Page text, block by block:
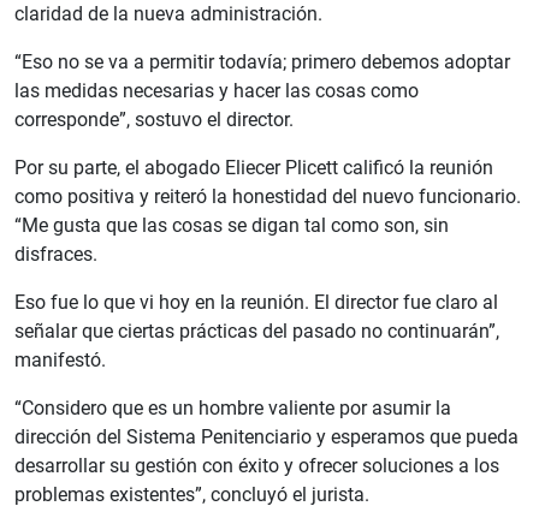
claridad de la nueva administración.
“Eso no se va a permitir todavía; primero debemos adoptar
las medidas necesarias y hacer las cosas como
corresponde”, sostuvo el director.
Por su parte, el abogado Eliecer Plicett calificó la reunión
como positiva y reiteró la honestidad del nuevo funcionario.
“Me gusta que las cosas se digan tal como son, sin
disfraces.
Eso fue lo que vi hoy en la reunión. El director fue claro al
señalar que ciertas prácticas del pasado no continuarán”,
manifestó.
“Considero que es un hombre valiente por asumir la
dirección del Sistema Penitenciario y esperamos que pueda
desarrollar su gestión con éxito y ofrecer soluciones a los
problemas existentes”, concluyó el jurista.